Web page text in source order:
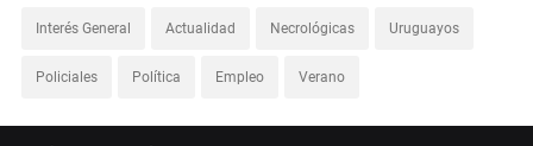
Interés General Actualidad Necrológicas Uruguayos
Policiales Política Empleo Verano